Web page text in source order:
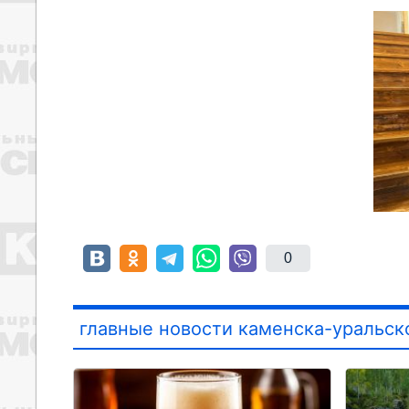
0
главные новости каменска-